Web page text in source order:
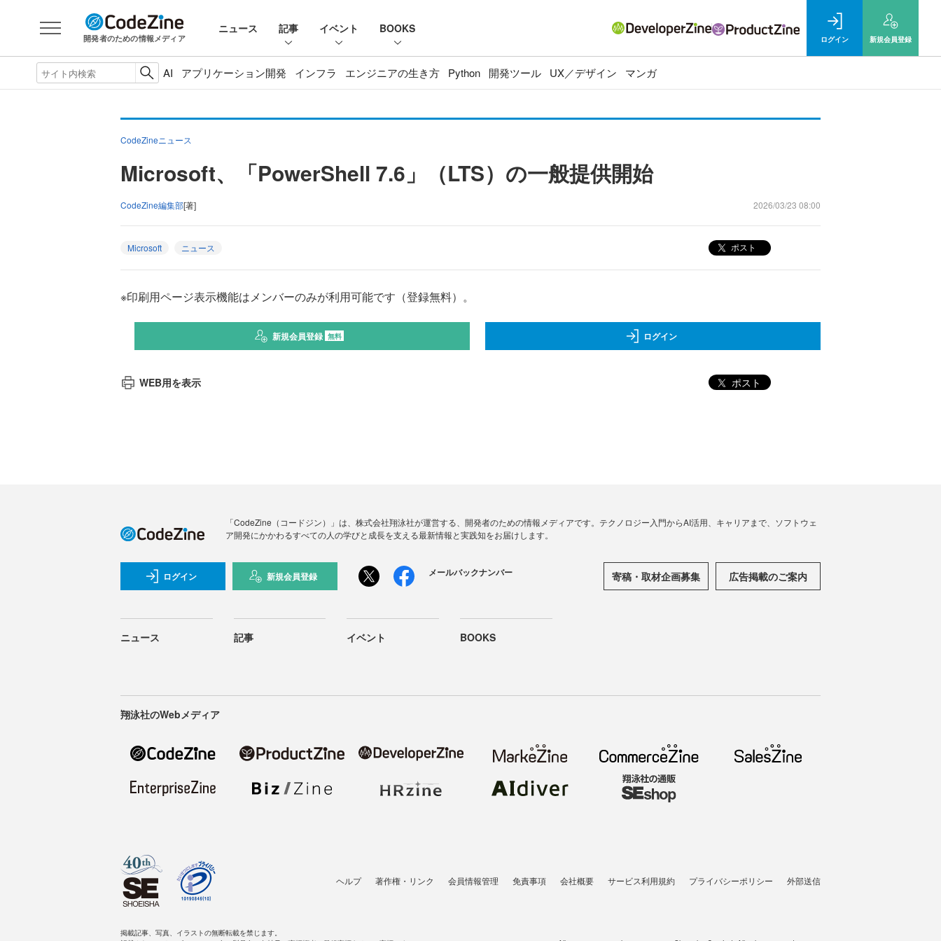
開発者のための情報メディア
ニュース 記事 イベント BOOKS
ログイン 新規会員登録
AI アプリケーション開発 インフラ エンジニアの生き方 Python 開発ツール UX／デザイン マンガ
CodeZineニュース
Microsoft、「PowerShell 7.6」（LTS）の一般提供開始
CodeZine編集部[著] 2026/03/23 08:00
Microsoft ニュース ポスト
※印刷用ページ表示機能はメンバーのみが利用可能です（登録無料）。
新規会員登録 無料 ログイン
WEB用を表示 ポスト
「CodeZine（コードジン）」は、株式会社翔泳社が運営する、開発者のための情報メディアです。テクノロジー入門からAI活用、キャリアまで、ソフトウェ
ア開発にかかわるすべての人の学びと成長を支える最新情報と実践知をお届けします。
ログイン 新規会員登録 メールバックナンバー 寄稿・取材企画募集 広告掲載のご案内
ニュース 記事 イベント BOOKS
翔泳社のWebメディア
ヘルプ 著作権・リンク 会員情報管理 免責事項 会社概要 サービス利用規約 プライバシーポリシー 外部送信
掲載記事、写真、イラストの無断転載を禁じます。